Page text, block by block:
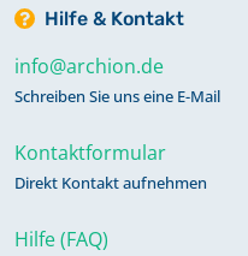
Hilfe & Kontakt
info@archion.de
Schreiben Sie uns eine E-Mail
Kontaktformular
Direkt Kontakt aufnehmen
Hilfe (FAQ)